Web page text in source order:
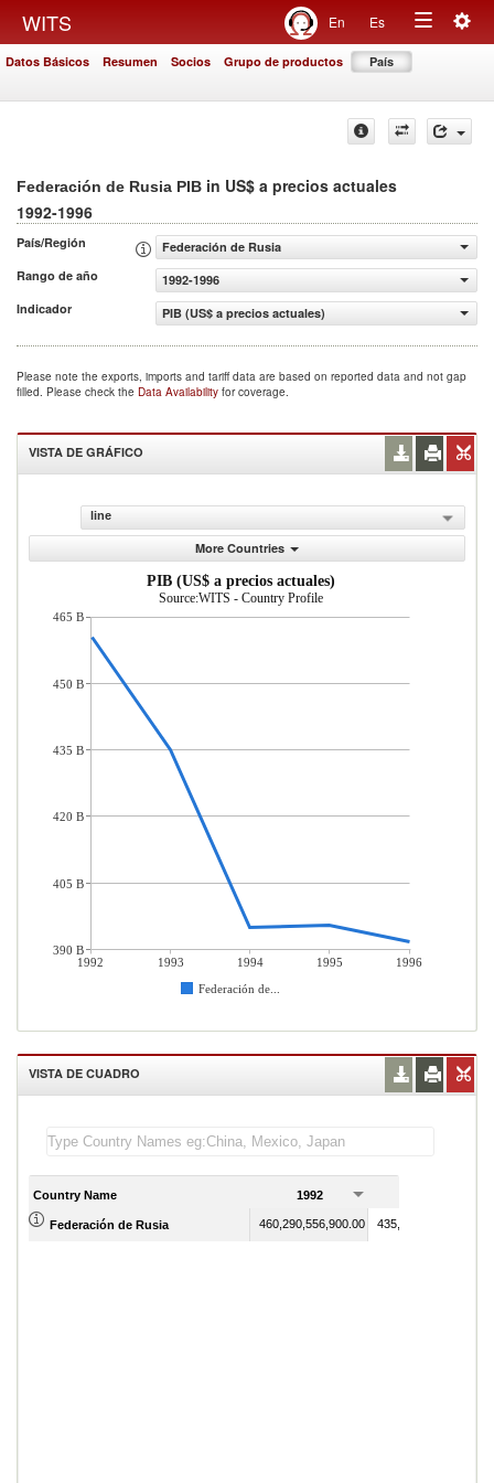
WITS En Es
Toggle
Datos Básicos Resumen Socios Grupo de productos País
Federación de Rusia PIB in US$ a precios actuales
1992-1996
País/Región
Federación de Rusia
Rango de año
1992-1996
Indicador
PIB (US$ a precios actuales)
Please note the exports, imports and tariff data are based on reported data and not gap
filled. Please check the Data Availability for coverage.
VISTA DE GRÁFICO
line
More Countries
PIB (US$ a precios actuales)
Source:WITS - Country Profile
1992 1993 1994 1995
1996
Federación de...
465 B
450 B
435 B
420 B
405 B
390 B
VISTA DE CUADRO
Country Name 1992
Federación de Rusia 460,290,556,900.00 435,083,713,850.00